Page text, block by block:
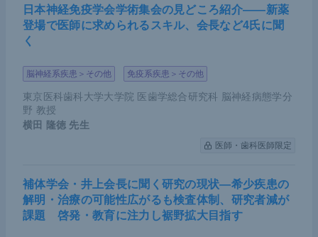
＜KEYNOTE-590試験＞加藤氏講演資料（提供：加藤氏）
験の結果がASCO（米国臨床腫瘍学会）で報告され
ている。
CheckMate648試験では、標準治療の5-FU+シスプ
ラチン（Chemo群）、5-FU+シスプラチン＋ニボル
ニボルマブ（Chemoフリー群）の3群を比較した。
KEYNOTE-590との違いは全員ESCC患者であるこ
日本神経免疫学会学術集会の見どころ紹介――新薬
登場で医師に求められるスキル、会長など4氏に聞
く
脳神経系疾患＞その他 免疫系疾患＞その他
東京医科歯科大学大学院 医歯学総合研究科 脳神経病態学分
野 教授
横田 隆徳 先生
医師・歯科医師限定
補体学会・井上会長に聞く研究の現状―希少疾患の
解明・治療の可能性広がるも検査体制、研究者減が
課題 啓発・教育に注力し裾野拡大目指す